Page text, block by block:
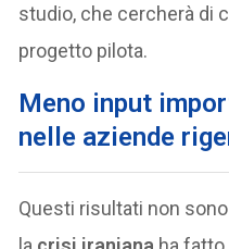
studio, che cercherà di
progetto pilota.
Meno input
nelle aziende
Questi risultati non